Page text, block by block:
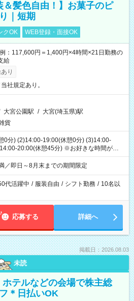
＆髪色自由！】お菓子のピ
｜短期
クOK WEB登録・面接OK
：117,600円＝1,400円×4時間×21日勤務の
給
り
社規定あり。
大宮公園駅 / 大宮(埼玉県)駅
貨
0分) (2)14:00-19:00(休憩0分) (3)14:00-
20:00(休憩45分) ※お好きな時間が選べ
／即日～8月末までの期間限定
代活躍中 / 服装自由 / シフト勤務 / 10名以
応募する 詳細へ
掲載日：2026.08.03
未読
ホテルなどの会場で株主総
＊日払いOK